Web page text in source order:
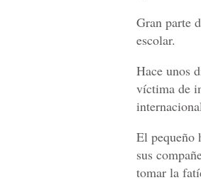
Gran parte
escolar.
Hace unos
víctima de
El pequeño
sus
tomar la